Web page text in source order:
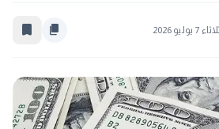
7 يوليو 2026 content_copy
bookmark_border